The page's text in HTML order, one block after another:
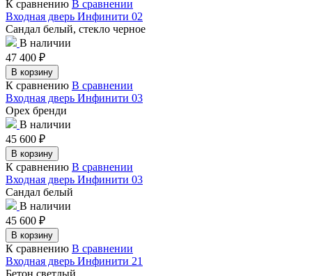
К сравнению В сравнении
Входная дверь Инфинити 02
Сандал белый, стекло черное
В наличии
47 400 ₽
В корзину
К сравнению В сравнении
Входная дверь Инфинити 03
Орех бренди
В наличии
45 600 ₽
В корзину
К сравнению В сравнении
Входная дверь Инфинити 03
Сандал белый
В наличии
45 600 ₽
В корзину
К сравнению В сравнении
Входная дверь Инфинити 21
Бетон светлый